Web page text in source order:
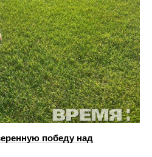
победу над